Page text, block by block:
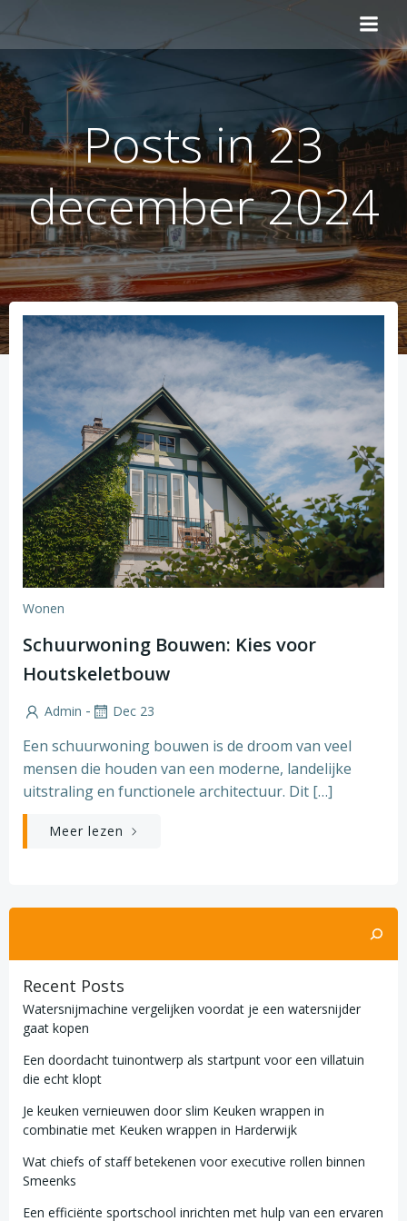
inhoud
springen
Posts in 23
december 2024
Wonen
Schuurwoning Bouwen: Kies voor
Houtskeletbouw
Admin - Dec 23
Een schuurwoning bouwen is de droom van veel
mensen die houden van een moderne, landelijke
uitstraling en functionele architectuur. Dit […]
Meer lezen
Zoeken
Recent Posts
Watersnijmachine vergelijken voordat je een watersnijder
gaat kopen
Een doordacht tuinontwerp als startpunt voor een villatuin
die echt klopt
Je keuken vernieuwen door slim Keuken wrappen in
combinatie met Keuken wrappen in Harderwijk
Wat chiefs of staff betekenen voor executive rollen binnen
Smeenks
Een efficiënte sportschool inrichten met hulp van een ervaren